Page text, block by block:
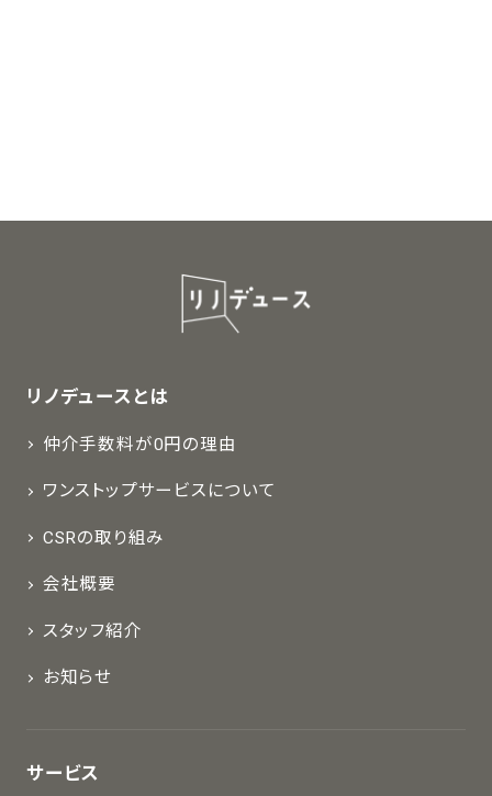
リノデュースとは
仲介手数料が0円の理由
ワンストップサービスについて
CSRの取り組み
会社概要
スタッフ紹介
お知らせ
サービス